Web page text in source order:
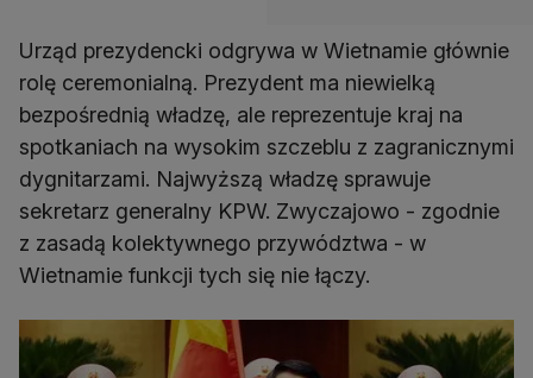
Urząd prezydencki odgrywa w Wietnamie głównie
rolę ceremonialną. Prezydent ma niewielką
bezpośrednią władzę, ale reprezentuje kraj na
spotkaniach na wysokim szczeblu z zagranicznymi
dygnitarzami. Najwyższą władzę sprawuje
sekretarz generalny KPW. Zwyczajowo - zgodnie
z zasadą kolektywnego przywództwa - w
Wietnamie funkcji tych się nie łączy.